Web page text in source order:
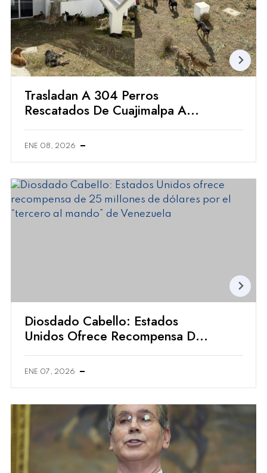
Trasladan A 304 Perros
Rescatados De Cuajimalpa A
Refugio En El Ajusco
ENE 08, 2026
Diosdado Cabello: Estados
Unidos Ofrece Recompensa De
25 Millones De Dólares Por El
“tercero Al Mando” De
Venezuela
ENE 07, 2026